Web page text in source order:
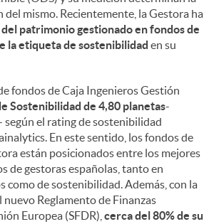
mismo. Recientemente, la Gestora ha
del patrimonio gestionado en fondos de
la etiqueta de sostenibilidad en su
fondos de Caja Ingenieros Gestión
Sostenibilidad de 4,80 planetas-
según el rating de sostenibilidad
En este sentido, los fondos de
están posicionados entre los mejores
de gestoras españolas, tanto en
como de sostenibilidad. Además, con la
Reglamento de Finanzas
Europea (SFDR), cerca del 80% de su